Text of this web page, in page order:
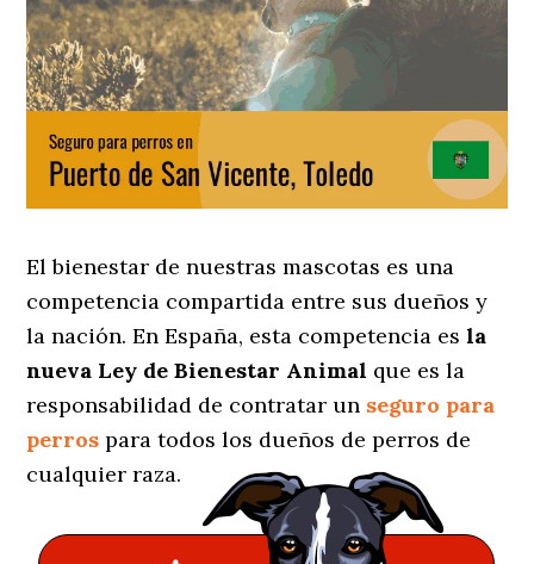
El bienestar de nuestras mascotas es una
competencia compartida entre sus dueños y
la nación. En España, esta competencia esla
nueva Ley de Bienestar Animal que es la
responsabilidad de contratar un seguro para
perros para todos los dueños de perros de
cualquier raza.